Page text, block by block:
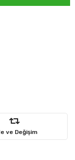
ve Değişim